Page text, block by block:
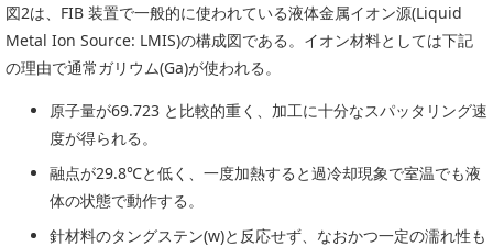
図2は、FIB 装置で一般的に使われている液体金属イオン源(Liquid
Metal Ion Source: LMIS)の構成図である。イオン材料としては下記
の理由で通常ガリウム(Ga)が使われる。
原子量が69.723 と比較的重く、加工に十分なスパッタリング速
度が得られる。
融点が29.8℃と低く、一度加熱すると過冷却現象で室温でも液
体の状態で動作する。
針材料のタングステン(w)と反応せず、なおかつ一定の濡れ性も